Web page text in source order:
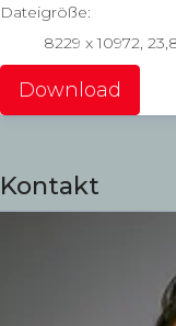
Dateigröße:
8229 x 10972,
Download
Kontakt